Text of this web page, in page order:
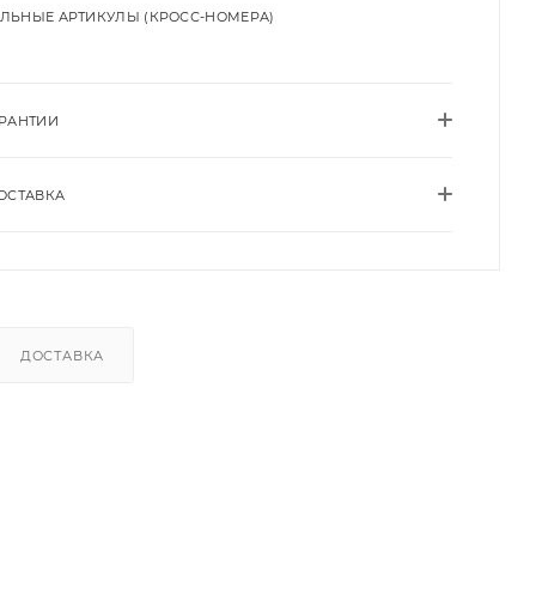
АРТИКУЛЫ (КРОСС-НОМЕРА)
ДОСТАВКА